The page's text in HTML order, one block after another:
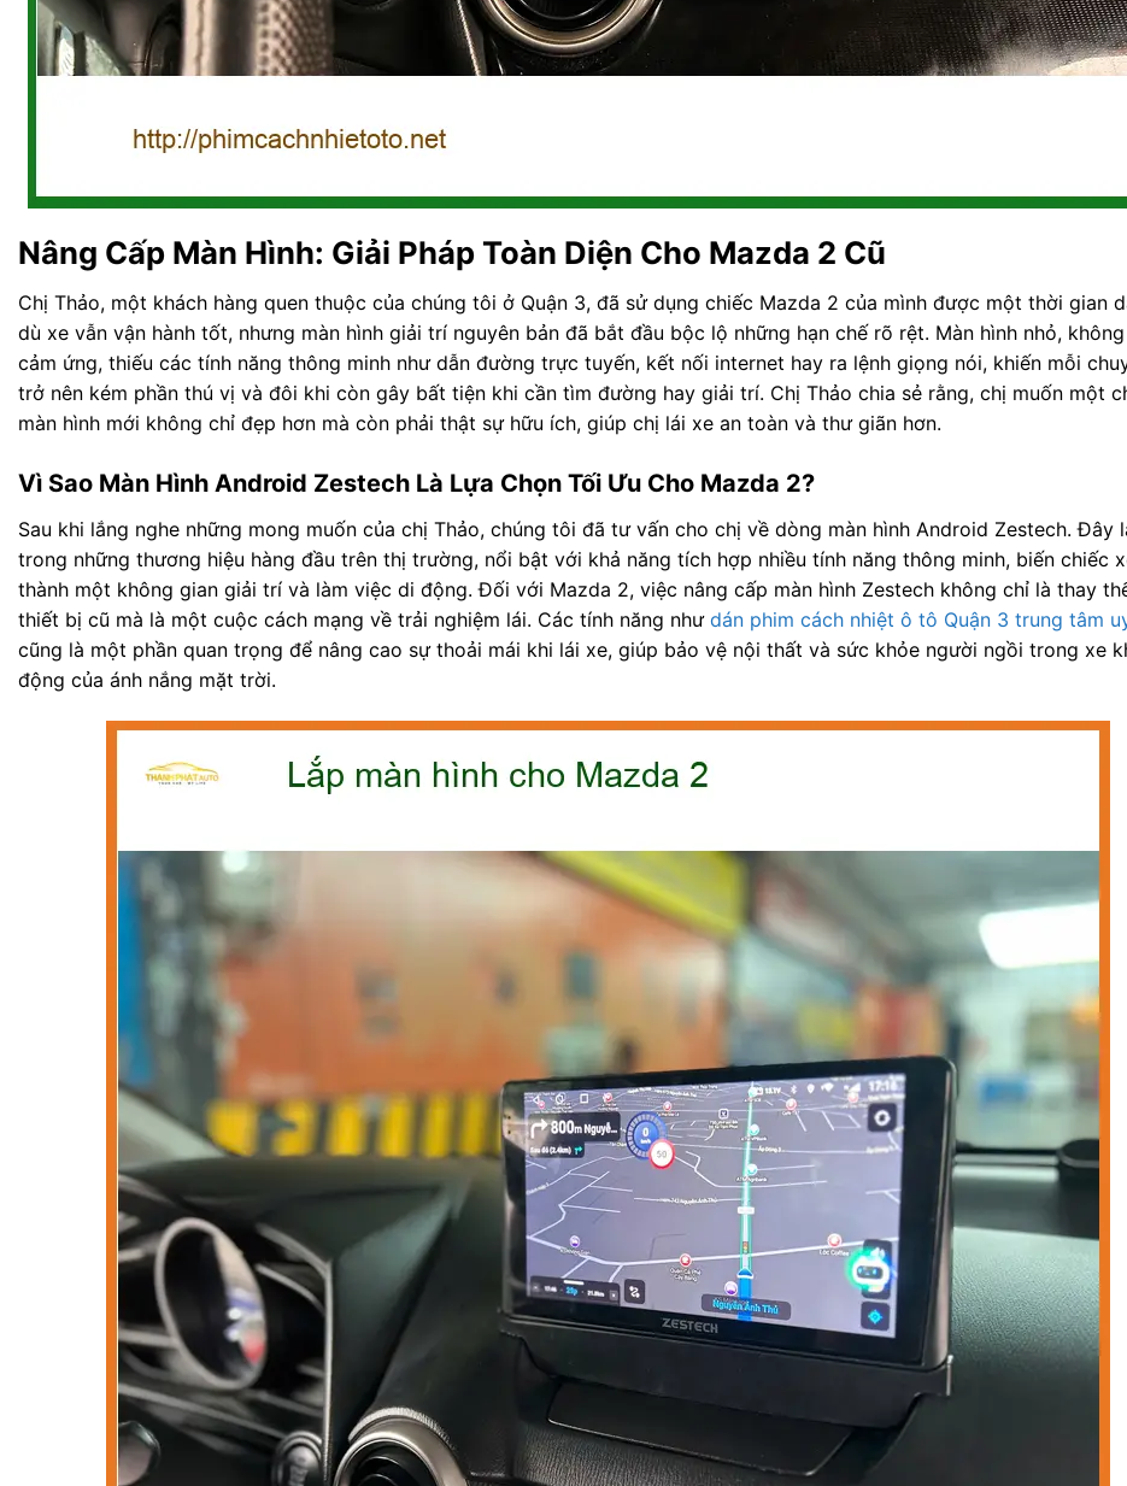
Nâng Cấp Màn Hình: Giải Pháp Toàn Diện Cho Mazda 2 Cũ
Chị Thảo, một khách hàng quen thuộc của chúng tôi ở Quận 3, đã sử dụng chiếc Mazda 2 của mình được một thời gian
dù xe vẫn vận hành tốt, nhưng màn hình giải trí nguyên bản đã bắt đầu bộc lộ những hạn chế rõ rệt. Màn hình nhỏ,
cảm ứng, thiếu các tính năng thông minh như dẫn đường trực tuyến, kết nối internet hay ra lệnh giọng nói, khiến mỗi
trở nên kém phần thú vị và đôi khi còn gây bất tiện khi cần tìm đường hay giải trí. Chị Thảo chia sẻ rằng, chị muốn một
màn hình mới không chỉ đẹp hơn mà còn phải thật sự hữu ích, giúp chị lái xe an toàn và thư giãn hơn.
Vì Sao Màn Hình Android Zestech Là Lựa Chọn Tối Ưu Cho Mazda 2?
Sau khi lắng nghe những mong muốn của chị Thảo, chúng tôi đã tư vấn cho chị về dòng màn hình Android Zestech. Đây
trong những thương hiệu hàng đầu trên thị trường, nổi bật với khả năng tích hợp nhiều tính năng thông minh, biến chiếc
thành một không gian giải trí và làm việc di động. Đối với Mazda 2, việc nâng cấp màn hình Zestech không chỉ là thay
thiết bị cũ mà là một cuộc cách mạng về trải nghiệm lái. Các tính năng như dán phim cách nhiệt ô tô Quận 3 trung tâm
cũng là một phần quan trọng để nâng cao sự thoải mái khi lái xe, giúp bảo vệ nội thất và sức khỏe người ngồi trong xe
động của ánh nắng mặt trời.